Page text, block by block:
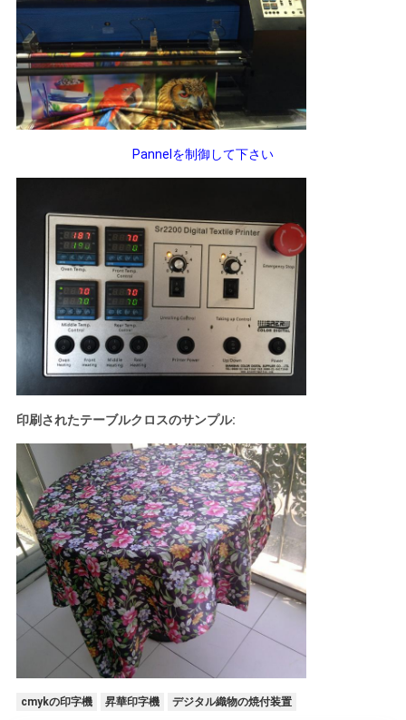
Pannelを制御して下さい
印刷されたテーブルクロスのサンプル:
cmykの印字機 昇華印字機 デジタル織物の焼付装置